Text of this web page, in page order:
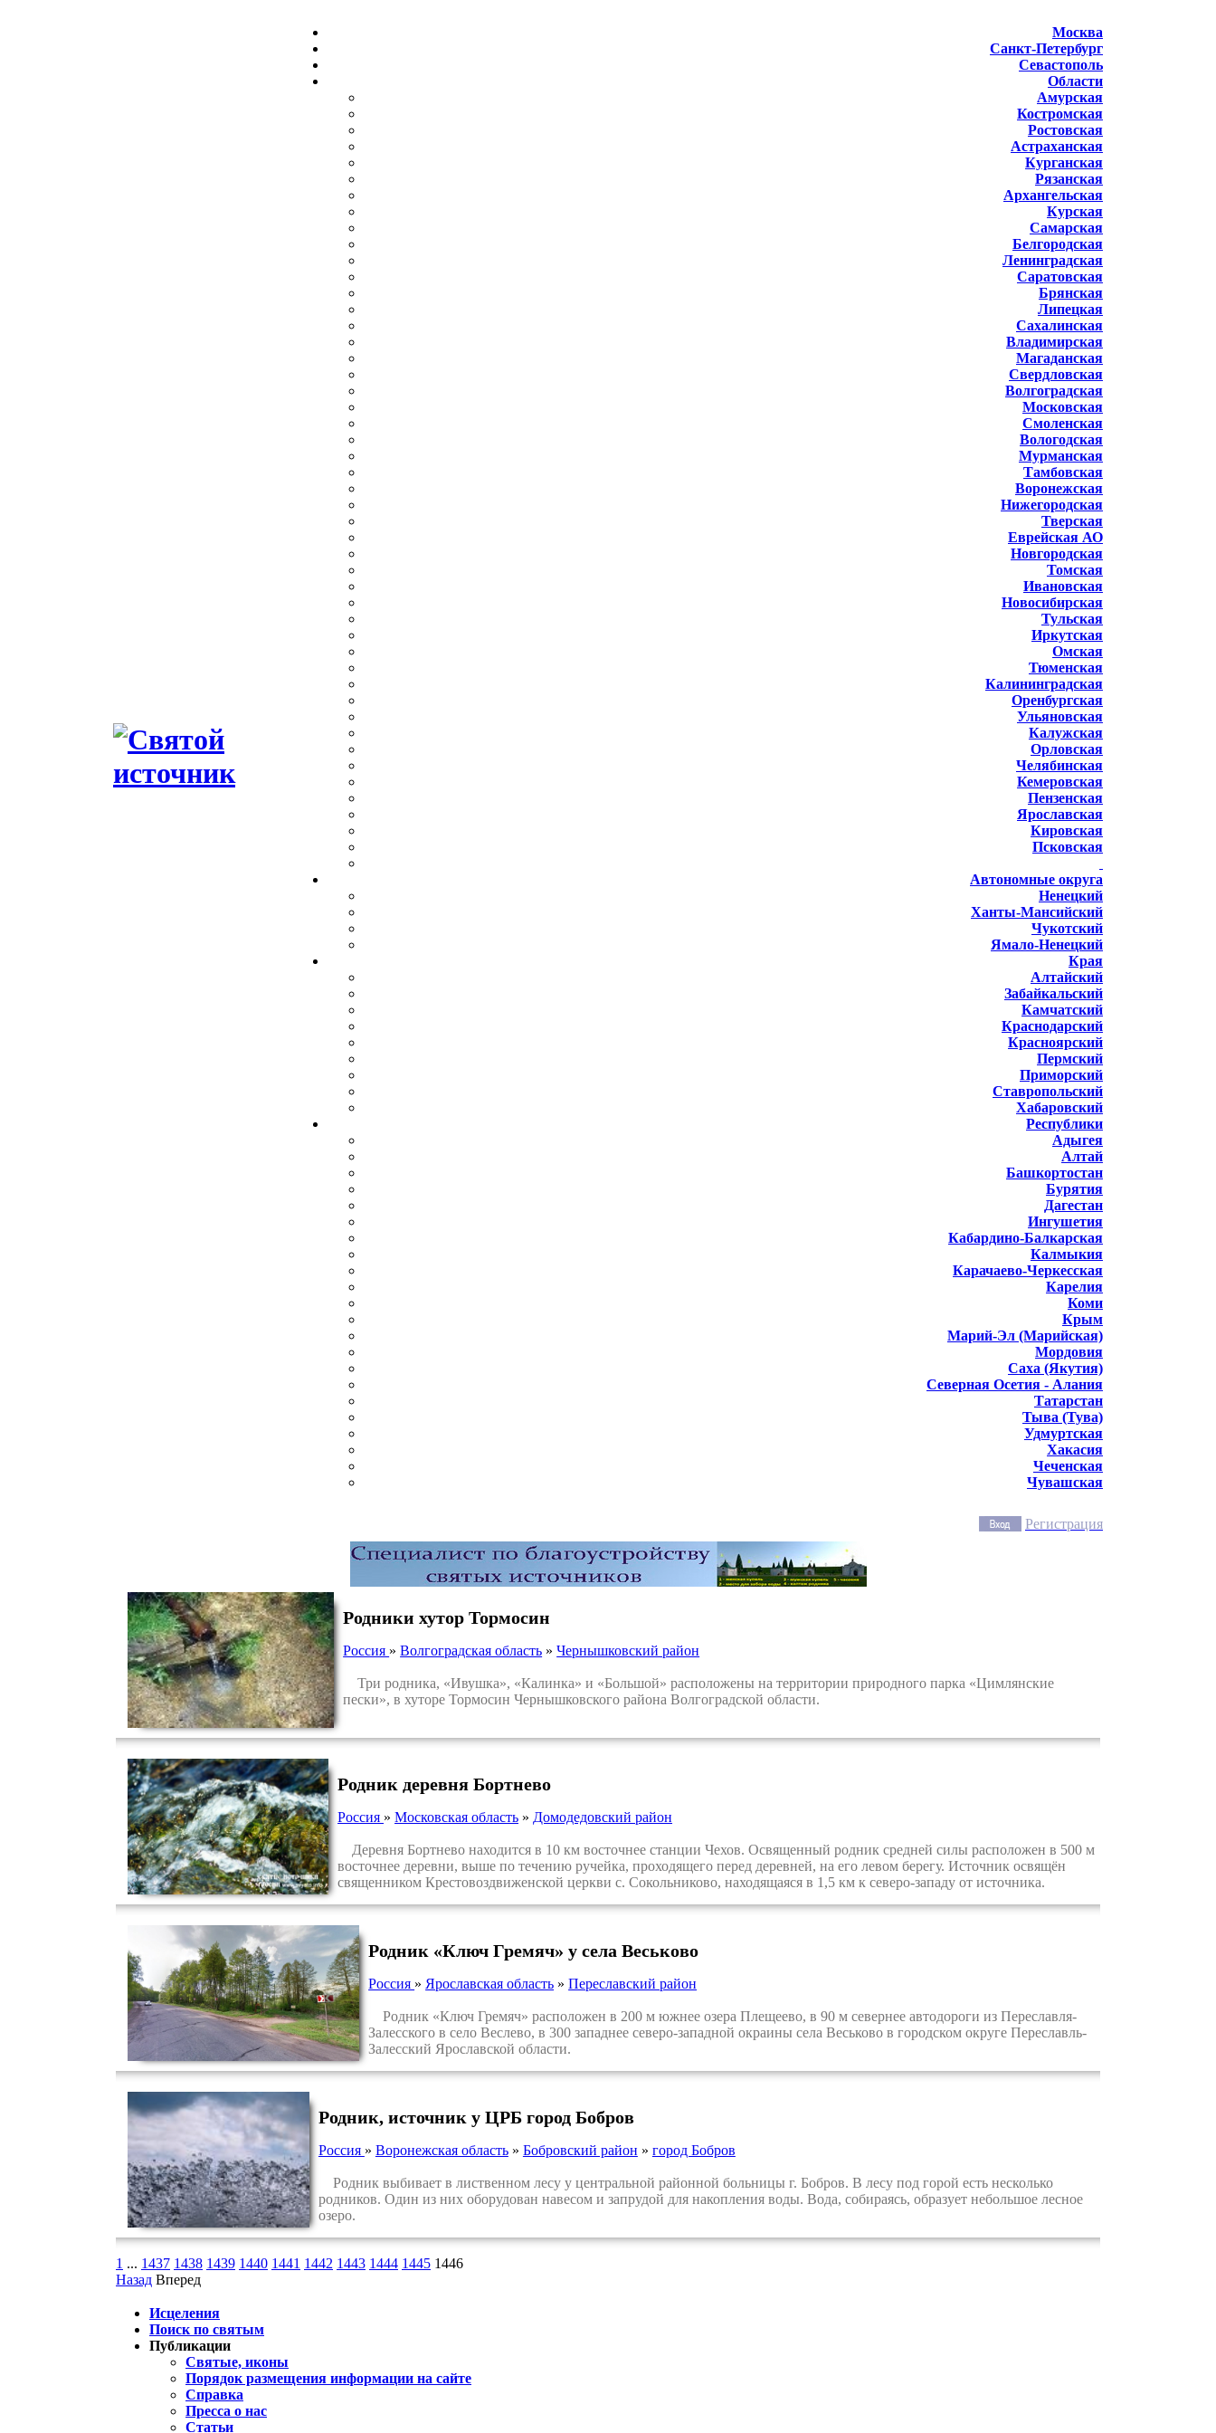
Москва
Санкт-Петербург
Севастополь
Области
Амурская
Костромская
Ростовская
Астраханская
Курганская
Рязанская
Архангельская
Курская
Самарская
Белгородская
Ленинградская
Саратовская
Брянская
Липецкая
Сахалинская
Владимирская
Магаданская
Свердловская
Волгоградская
Московская
Смоленская
Вологодская
Мурманская
Тамбовская
Воронежская
Нижегородская
Тверская
Еврейская АО
Новгородская
Томская
Ивановская
Новосибирская
Тульская
Иркутская
Омская
Тюменская
Калининградская
Оренбургская
Ульяновская
Калужская
Орловская
Челябинская
Кемеровская
Пензенская
Ярославская
Кировская
Псковская
Автономные округа
Ненецкий
Ханты-Мансийский
Чукотский
Ямало-Ненецкий
Края
Алтайский
Забайкальский
Камчатский
Краснодарский
Красноярский
Пермский
Приморский
Ставропольский
Хабаровский
Республики
Адыгея
Алтай
Башкортостан
Бурятия
Дагестан
Ингушетия
Кабардино-Балкарская
Калмыкия
Карачаево-Черкесская
Карелия
Коми
Крым
Марий-Эл (Марийская)
Мордовия
Саха (Якутия)
Северная Осетия - Алания
Татарстан
Тыва (Тува)
Удмуртская
Хакасия
Чеченская
Чувашская
Регистрация
Родники хутор Тормосин
Россия »Волгоградская область »Чернышковский район
Три родника, «Ивушка», «Калинка» и «Большой» расположены на территории природного парка «Цимлянские
пески», в хуторе Тормосин Чернышковского района Волгоградской области.
Родник деревня Бортнево
Россия »Московская область » Домодедовский район
Деревня Бортнево находится в 10 км восточнее станции Чехов. Освященный родник средней силы расположен в 500 м
восточнее деревни, выше по течению ручейка, проходящего перед деревней, на его левом берегу. Источник освящён
священником Крестовоздвиженской церкви с. Сокольниково, находящаяся в 1,5 км к северо-западу от источника.
Родник «Ключ Гремяч» у села Веськово
Россия » Ярославская область »Переславский район
Родник «Ключ Гремяч» расположен в 200 м южнее озера Плещеево, в 90 м севернее автодороги из Переславля-
Залесского в село Веслево, в 300 западнее северо-западной окраины села Веськово в городском округе Переславль-
Залесский Ярославской области.
Родник, источник у ЦРБ город Бобров
Россия » Воронежская область» Бобровский район » город Бобров
Родник выбивает в лиственном лесу у центральной районной больницы г. Бобров. В лесу под горой есть несколько
родников. Один из них оборудован навесом и запрудой для накопления воды. Вода, собираясь, образует небольшое лесное
озеро.
1 ... 1437 1438 1439 1440 1441 1442 1443 1444 1445 1446
Назад Вперед
Исцеления
Поиск по святым
Публикации
Святые, иконы
Порядок размещения информации на сайте
Справка
Пресса о нас
Статьи